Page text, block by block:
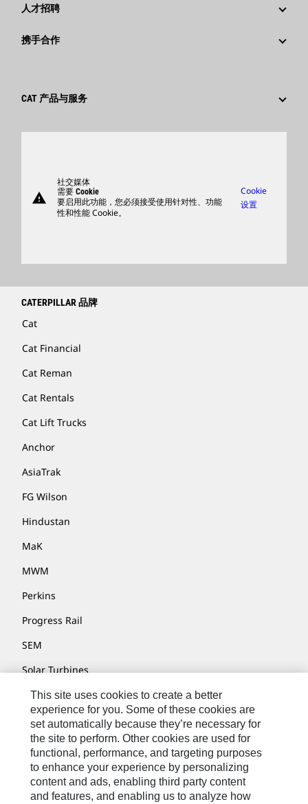
卡特彼勒 基金会
行为准则
创新
社交媒体
人才招聘
为什么选择卡特彼勒？
搜索和申请
携手合作
供应商
CAT 产品与服务
商品warning
社交媒体
需要 Cookie
要启用此功能，您必须接受使用针对性、功能
性和性能 Cookie。
Cookie
设置
CATERPILLAR 品牌
Cat
Cat Financial
Cat Reman
Cat Rentals
Cat Lift Trucks
Anchor
AsiaTrak
FG Wilson
Hindustan
MaK
MWM
Perkins
Progress Rail
SEM
Solar Turbines
SPM Oil & Gas
Turner Powertrain Systems
联系我们
网站地图
This site uses cookies to create a better
experience for you. Some of these cookies are
set automatically because they’re necessary for
the site to perform. Other cookies are used for
functional, performance, and targeting purposes
to enhance your experience by personalizing
content and ads, enabling third party content
and features, and enabling us to analyze how